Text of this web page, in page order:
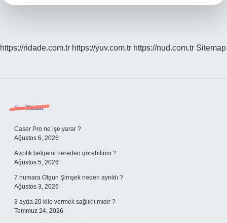
https://ridade.com.tr https://yuv.com.tr https://nud.com.tr Sitemap
Sidebar
Son Yazılar
Caser Pro ne işe yarar ?
Ağustos 6, 2026
Avcılık belgemi nereden görebilirim ?
Ağustos 5, 2026
7 numara Olgun Şimşek neden ayrıldı ?
Ağustos 3, 2026
3 ayda 20 kilo vermek sağlıklı mıdır ?
Temmuz 24, 2026